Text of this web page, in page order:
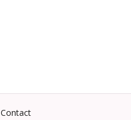
Contact